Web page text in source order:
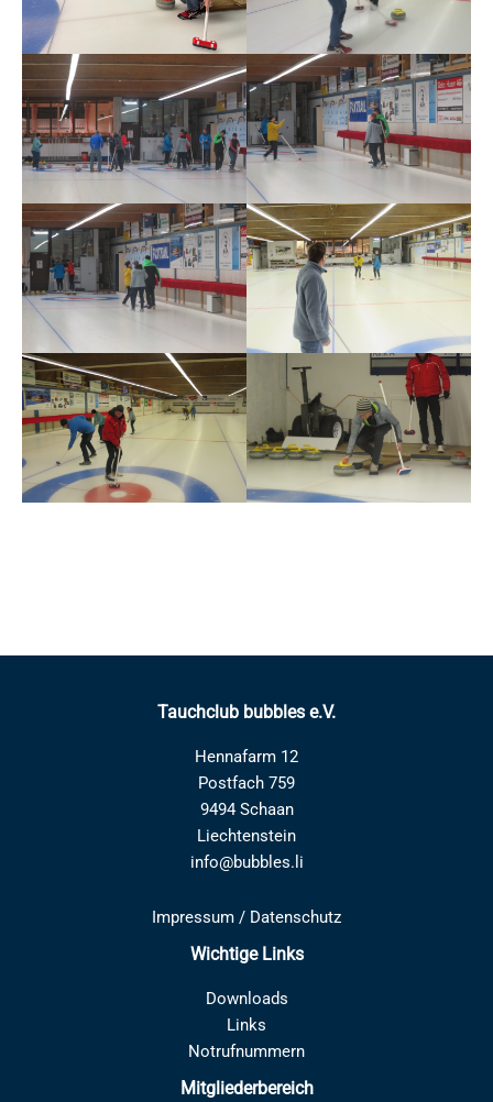
Tauchclub bubbles e.V.
Hennafarm 12
Postfach 759
9494 Schaan
Liechtenstein
info@bubbles.li
Impressum / Datenschutz
Wichtige Links
Downloads
Links
Notrufnummern
Mitgliederbereich